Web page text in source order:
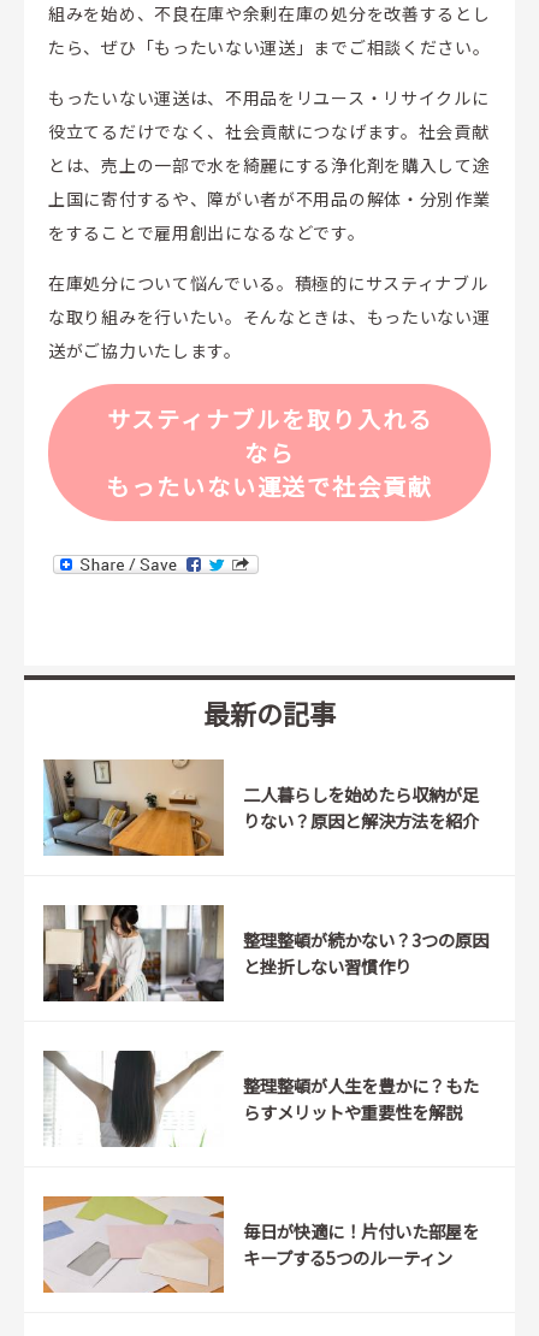
組みを始め、不良在庫や余剰在庫の処分を改善するとし
たら、ぜひ「もったいない運送」までご相談ください。
もったいない運送は、不用品をリユース・リサイクルに
役立てるだけでなく、社会貢献につなげます。社会貢献
とは、売上の一部で水を綺麗にする浄化剤を購入して途
上国に寄付するや、障がい者が不用品の解体・分別作業
をすることで雇用創出になるなどです。
在庫処分について悩んでいる。積極的にサスティナブル
な取り組みを行いたい。そんなときは、もったいない運
送がご協力いたします。
サスティナブルを取り入れる
なら
もったいない運送で社会貢献
最新の記事
二人暮らしを始めたら収納が足
りない？原因と解決方法を紹介
整理整頓が続かない？3つの原因
と挫折しない習慣作り
整理整頓が人生を豊かに？もた
らすメリットや重要性を解説
毎日が快適に！片付いた部屋を
キープする5つのルーティン